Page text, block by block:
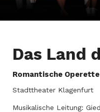
Das Land
Romantische
Stadttheater Klagenfurt
Musikalische Leitung: